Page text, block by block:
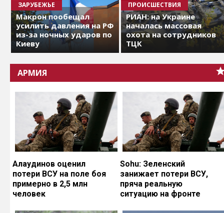
ЗАРУБЕЖЬЕ
Макрон пообещал
усилить давления на РФ
из-за ночных ударов по
Киеву
ПРОИСШЕСТВИЯ
РИАН: на Украине
началась массовая
охота на сотрудников
ТЦК
АРМИЯ
Алаудинов оценил
потери ВСУ на поле боя
примерно в 2,5 млн
человек
Sohu: Зеленский
занижает потери ВСУ,
пряча реальную
ситуацию на фронте